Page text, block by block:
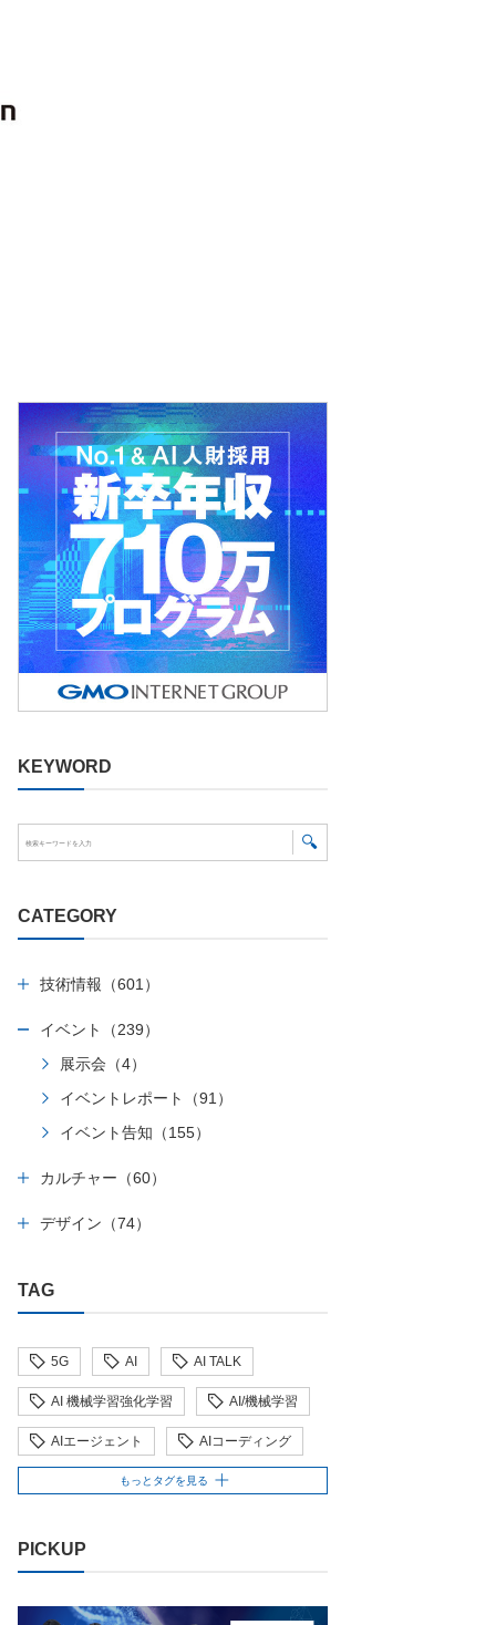
KEYWORD
CATEGORY
技術情報（601）
イベント（239）
展示会（4）
イベントレポート（91）
イベント告知（155）
カルチャー（60）
デザイン（74）
TAG
5G AI AI TALK
AI 機械学習強化学習 AI/機械学習
AIエージェント AIコーディング
AI駆動
もっとタグを見る
PICKUP